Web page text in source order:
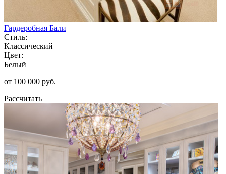
Гардеробная Бали
Стиль:
Классический
Цвет:
Белый
от 100 000 руб.
Рассчитать